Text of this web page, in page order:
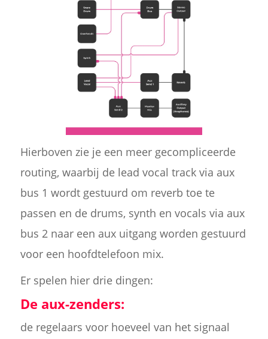
Hierboven zie je een meer gecompliceerde
routing, waarbij de lead vocal track via aux
bus 1 wordt gestuurd om reverb toe te
passen en de drums, synth en vocals via aux
bus 2 naar een aux uitgang worden gestuurd
voor een hoofdtelefoon mix.
Er spelen hier drie dingen:
De aux-zenders:
de regelaars voor hoeveel van het signaal